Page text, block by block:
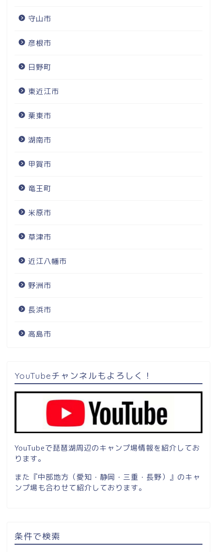
守山市
彦根市
日野町
東近江市
栗東市
湖南市
甲賀市
竜王町
米原市
草津市
近江八幡市
野洲市
長浜市
高島市
YouTubeチャンネルもよろしく！
YouTubeで琵琶湖周辺のキャンプ場情報を紹介してお
ります。
また『中部地方（愛知・静岡・三重・長野）』のキャ
ンプ場も合わせて紹介しております。
条件で検索